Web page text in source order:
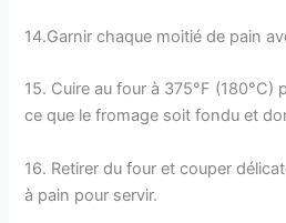
14.Garnir chaque moitié de pain
15. Cuire au four à 375°F (180°C)
ce que le fromage soit fondu et
16. Retirer du four et couper
à pain pour servir.